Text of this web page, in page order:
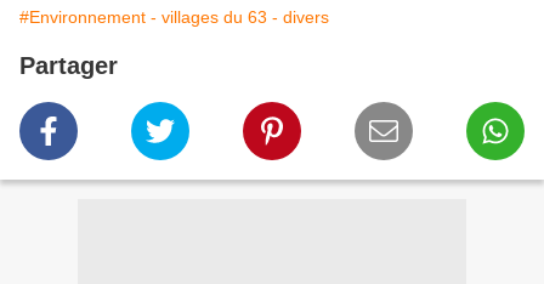
#Environnement - villages du 63 - divers
Partager